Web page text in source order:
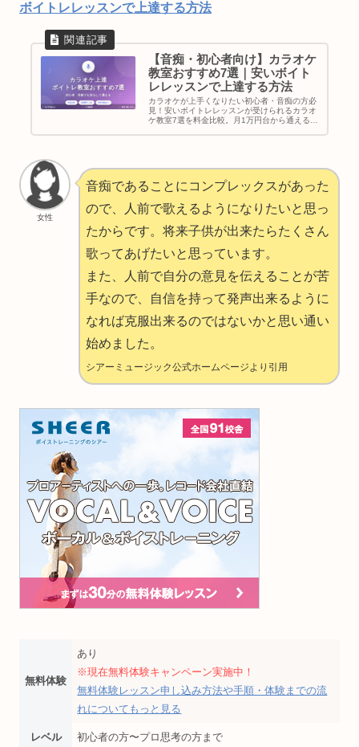
ボイトレレッスンで上達する方法
【音痴・初心者向け】カラオケ
教室おすすめ7選｜安いボイト
レレッスンで上達する方法
カラオケが上手くなりたい初心者・音痴の方必
見！安いボイトレレッスンが受けられるカラオ
ケ教室7選を料金比較。月1万円台から通える教
女性
音痴であることにコンプレックスがあった
ので、人前で歌えるようになりたいと思っ
たからです。将来子供が出来たらたくさん
歌ってあげたいと思っています。
また、人前で自分の意見を伝えることが苦
手なので、自信を持って発声出来るように
なれば克服出来るのではないかと思い通い
始めました。
シアーミュージック公式ホームページより引用
無料体験
あり
※現在無料体験キャンペーン実施中！
無料体験レッスン申し込み方法や手順・体験までの流
れについてもっと見る
レベル 初心者の方〜プロ思考の方まで